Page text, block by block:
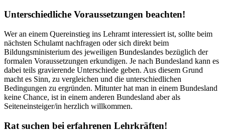
Unterschiedliche Voraussetzungen beachten!
Wer an einem Quereinstieg ins Lehramt interessiert ist, sollte beim
nächsten Schulamt nachfragen oder sich direkt beim
Bildungsministerium des jeweiligen Bundeslandes bezüglich der
formalen Voraussetzungen erkundigen. Je nach Bundesland kann es
dabei teils gravierende Unterschiede geben. Aus diesem Grund
macht es Sinn, zu vergleichen und die unterschiedlichen
Bedingungen zu ergründen. Mitunter hat man in einem Bundesland
keine Chance, ist in einem anderen Bundesland aber als
Seiteneinsteiger/in herzlich willkommen.
Rat suchen bei erfahrenen Lehrkräften!